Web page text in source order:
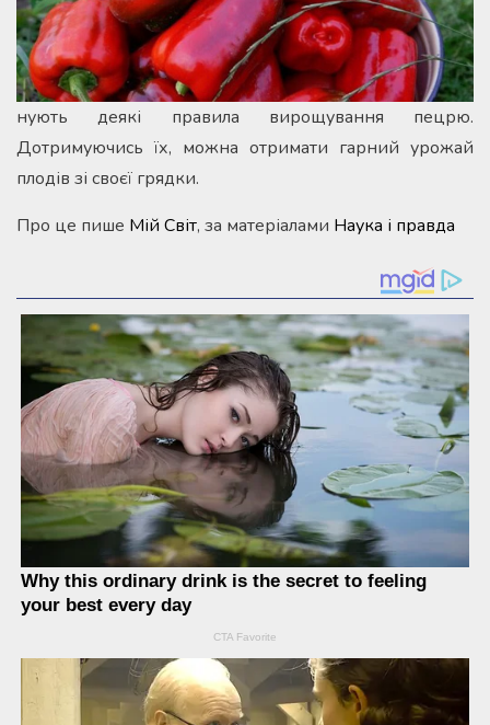
нують деякі правила вирощування пецрю.
Дотримуючись їх, можна отримати гарний урожай
плодів зі своєї грядки.
Про це пише Мій Світ, за матеріалами Наука і правда